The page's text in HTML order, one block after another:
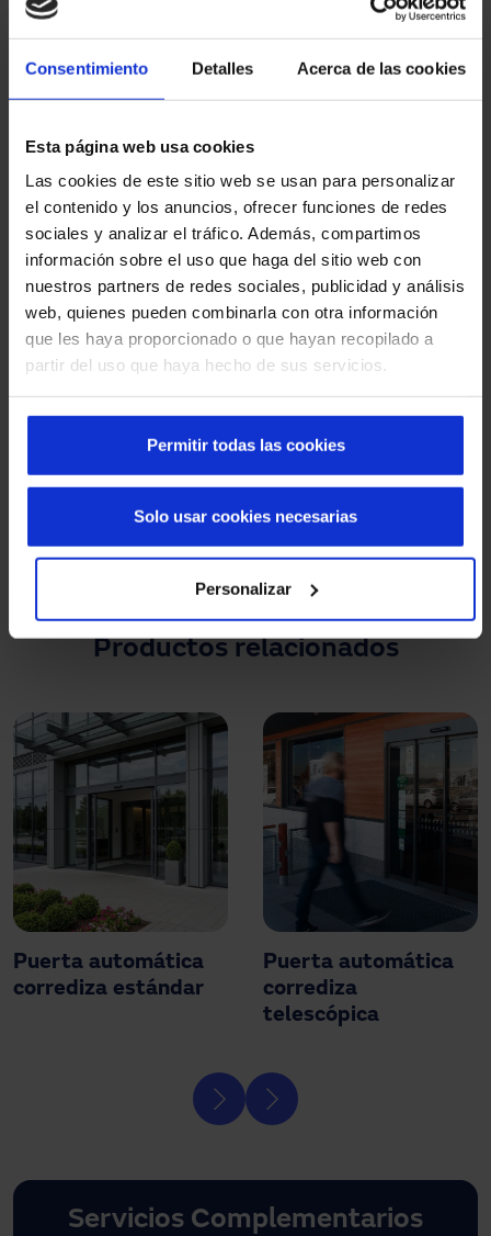
Consentimiento Detalles Acerca de las cookies
Esta página web usa cookies
Las cookies de este sitio web se usan para personalizar
el contenido y los anuncios, ofrecer funciones de redes
sociales y analizar el tráfico. Además, compartimos
información sobre el uso que haga del sitio web con
nuestros partners de redes sociales, publicidad y análisis
web, quienes pueden combinarla con otra información
que les haya proporcionado o que hayan recopilado a
partir del uso que haya hecho de sus servicios.
Permitir todas las cookies
Personalizar
Solo usar cookies necesarias
antirretorno
Encuentra respuestas a las dudas más comunes sobre las
características, instalación y mantenimiento de este
¿Cómo funciona un pasillo antirretorno?
El pasillo antirretorno de Manusa está formado por
dos puertas en esclusa, que se abren en el sentido
del flujo de tránsito de personas, a la vez que impide
la entrada en dirección contraria. Esto se puede
hacer gracias a su sistema de detección de
direccionalidad o de retorno indebido de los
activaría una alarma, que cerraría las puertas de
inmediato.
¿Dónde instalar un pasillo antirretorno?
Productos relacionados
Puerta automática
corrediza estándar
Puerta automática
corrediza
telescópica
Servicios Complementarios